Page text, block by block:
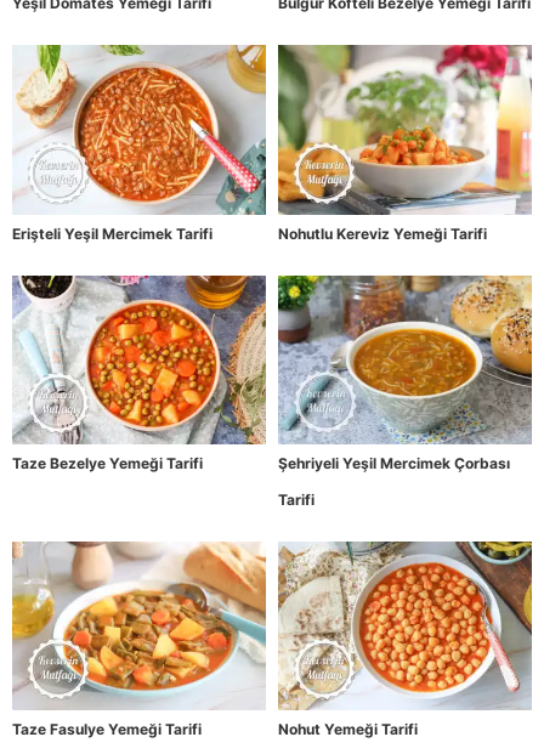
Erişteli Yeşil Mercimek Tarifi Nohutlu Kereviz Yemeği Tarifi
Taze Bezelye Yemeği Tarifi
Şehriyeli Yeşil Mercimek Çorbası
Tarifi
Taze Fasulye Yemeği Tarifi Nohut Yemeği Tarifi